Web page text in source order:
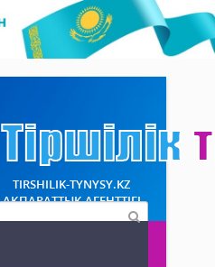
TIRSHILIK-TYNYSY.KZ
АҚПАРАТТЫҚ АГЕНТТІГІ